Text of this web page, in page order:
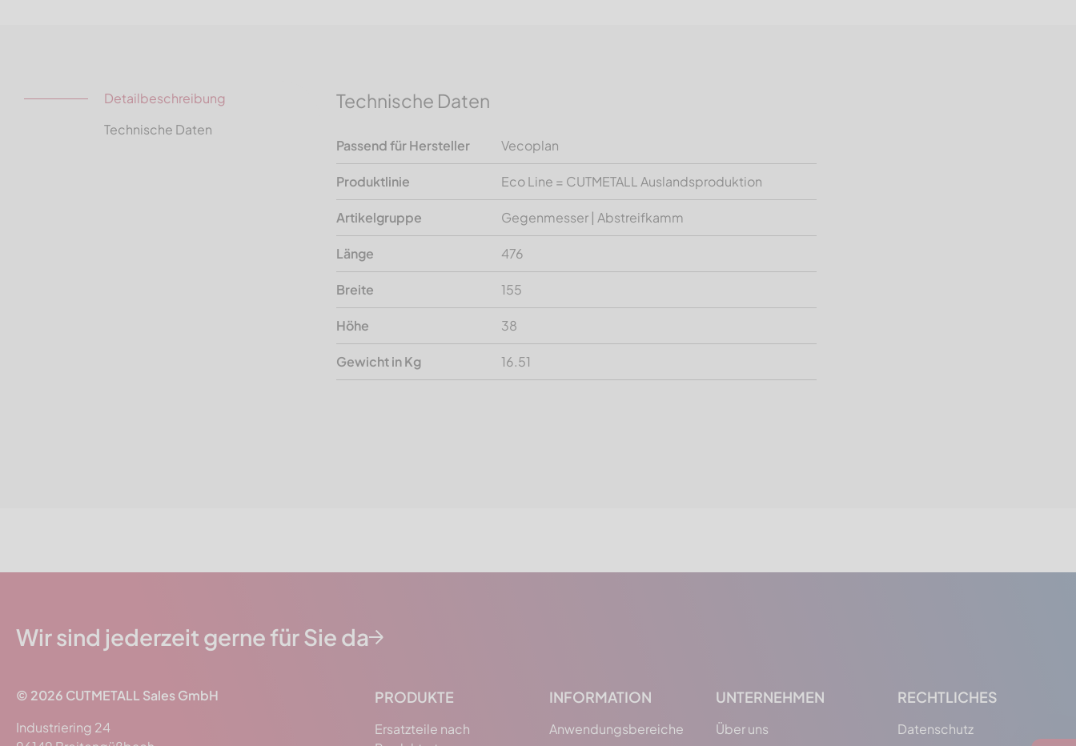
Detailbeschreibung
Technische Daten
Technische Daten
Passend für Hersteller Vecoplan
Produktlinie Eco Line = CUTMETALL Auslandsproduktion
Artikelgruppe Gegenmesser | Abstreifkamm
Länge 476
Breite 155
Höhe 38
Gewicht in Kg 16.51
Wir sind jederzeit gerne für Sie da
PRODUKTE
Ersatzteile nach
INFORMATION
Anwendungsbereiche
UNTERNEHMEN
Über uns
RECHTLICHES
Datenschutz
© 2026 CUTMETALL Sales GmbH
Industriering 24